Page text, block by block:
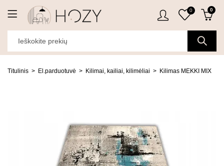
0 0
Titulinis El.parduotuvė Kilimai, kailiai, kilimėliai Kilimas MEKKI MIX